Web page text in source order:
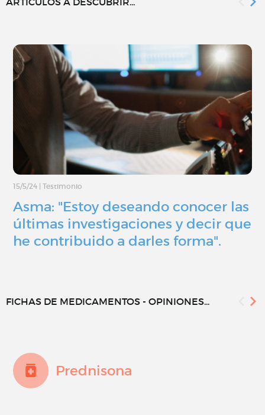
15/5/24 Testimonio
Asma: "Estoy deseando conocer las
últimas investigaciones y decir que
he contribuido a darles forma".
FICHAS DE MEDICAMENTOS - OPINIONES...
Prednisona